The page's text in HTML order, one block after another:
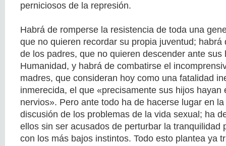
perniciosos de la represión.
Habrá de romperse la resistencia de toda una
que no quieren recordar su propia juventud; habrá
de los padres, que no quieren descender ante sus
Humanidad, y habrá de combatirse el
madres, que consideran hoy como una fatalidad
inmerecida, el que «precisamente sus hijos hayan
nervios». Pero ante todo ha de hacerse lugar en
discusión de los problemas de la vida sexual; ha
ellos sin ser acusados de perturbar la tranquilidad
con los más bajos instintos. Todo esto plantea ya